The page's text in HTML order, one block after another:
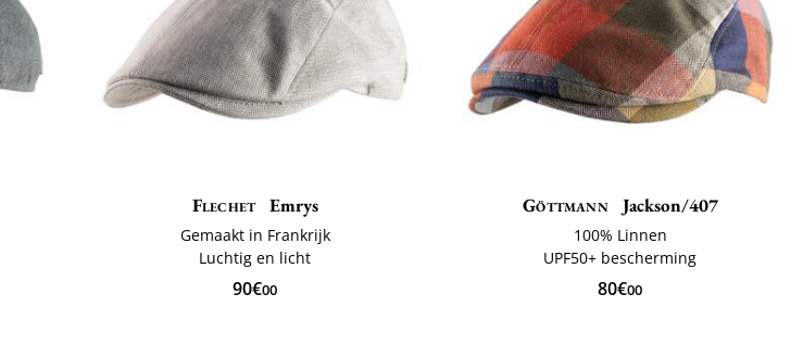
Flechet Emrys
Gemaakt in Frankrijk
Luchtig en licht
90€00
Göttmann Jackson/407
100% Linnen
UPF50+ bescherming
80€00